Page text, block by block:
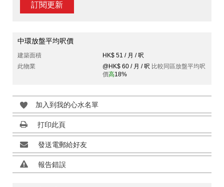
訂閱更新
中環放盤平均呎價
建築面積
HK$ 51 / 月 / 呎
此物業
@HK$ 60 / 月 / 呎 比較同區放盤平均呎
價高18%
加入到我的心水名單
打印此頁
發送電郵給好友
報告錯誤